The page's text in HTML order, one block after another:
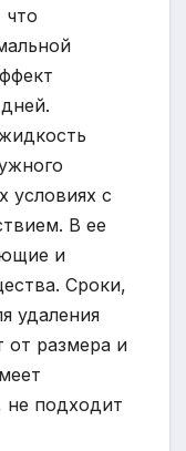
условиях с
В ее
и
Сроки,
удаления
от размера и
не подходит